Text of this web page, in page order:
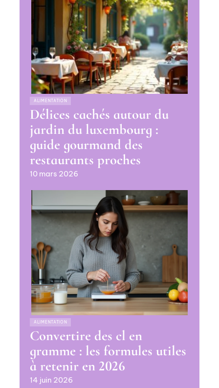
ALIMENTATION
Délices cachés autour du
jardin du luxembourg :
guide gourmand des
restaurants proches
10 mars 2026
ALIMENTATION
Convertire des cl en
gramme : les formules utiles
à retenir en 2026
14 juin 2026